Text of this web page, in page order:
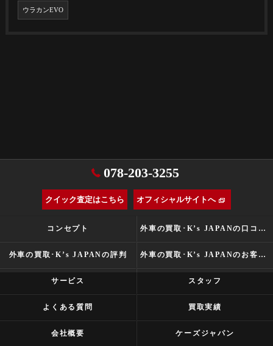
ウラカンEVO
078-203-3255
クイック査定はこちら オフィシャルサイトへ
コンセプト 外車の買取･K’s JAPANの口コミ情報
外車の買取･K’s JAPANの評判 外車の買取･K’s JAPANのお客様の声
サービス スタッフ
よくある質問 買取実績
会社概要 ケーズジャパン